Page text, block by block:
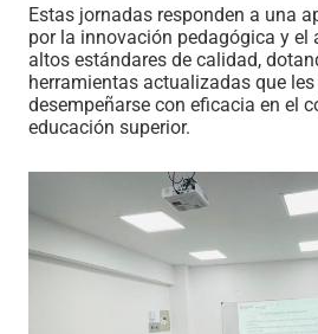
Estas jornadas responden a una
por la innovación pedagógica y el
altos estándares de calidad,
herramientas actualizadas que
desempeñarse con eficacia en el
educación superior.